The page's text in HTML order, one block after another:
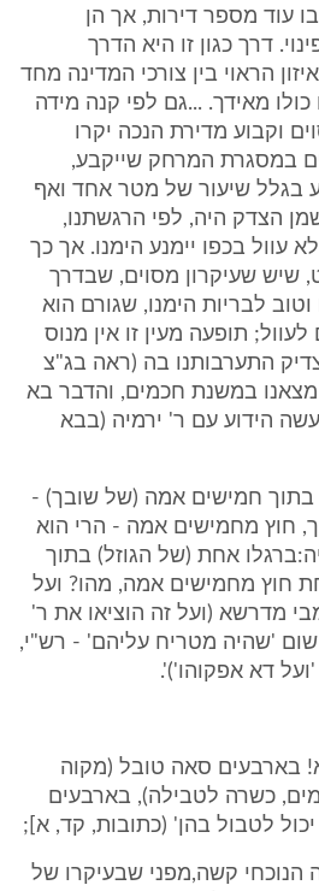
עוד מספר דירות, אך הן
דרך כגון זו היא הדרך
הראוי בין צורכי המדינה מחד
כולו מאידך. ...גם לפי קנה מידה
וקבוע מדירת הנכה יקרו
במסגרת המרחק שייקבע,
בגלל שיעור של מטר אחד ואף
הצדק היה, לפי הרגשתנו,
עוול בכפו יימנע הימנו. אך כך
שעיקרון מסוים, שבדרך
לבריות הימנו, שגורם הוא
תופעה מעין זו אין מנוס
התערבותנו בה (ראה בג"צ
וכך מצאנו במשנת חכמים, והדבר בא
הידוע עם ר' ירמיה (בבא
בתוך חמישים אמה (של שובך) -
חוץ מחמישים אמה - הרי הוא
אחת (של הגוזל) בתוך
חוץ מחמישים אמה, מהו? ועל
מדרשא (ועל זה הוציאו את ר'
'שהיה מטריח עליהם' - רש"י,
דא אפקוהו')'.
בארבעים סאה טובל (מקוה
כשרה לטבילה), בארבעים
לטבול בהן' (כתובות, קד, א];
הנוכחי קשה,מפני שבעיקרו של